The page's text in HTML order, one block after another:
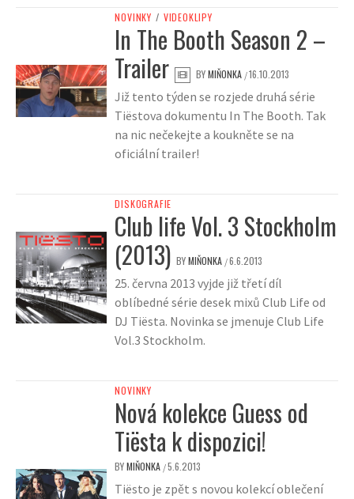
NOVINKY / VIDEOKLIPY
In The Booth Season 2 –
Trailer
BYMIŇONKA /16.10.2013
Již tento týden se rozjede druhá série
Tiëstova dokumentu In The Booth. Tak
na nic nečekejte a koukněte se na
oficiální trailer!
DISKOGRAFIE
Club life Vol. 3 Stockholm
(2013) BYMIŇONKA /6.6.2013
25. června 2013 vyjde již třetí díl
oblíbedné série desek mixů Club Life od
DJ Tiësta. Novinka se jmenuje Club Life
Vol.3 Stockholm.
NOVINKY
Nová kolekce Guess od
Tiësta k dispozici!
BYMIŇONKA /5.6.2013
Tiësto je zpět s novou kolekcí oblečení